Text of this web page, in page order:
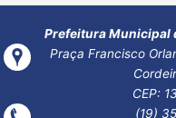
Prefeitura Municipal
Praça Francisco
CEP:
(19)